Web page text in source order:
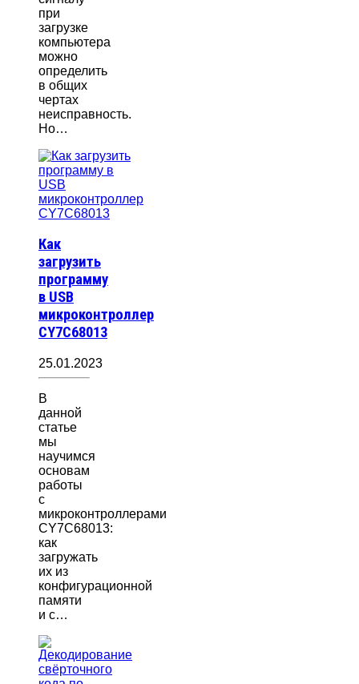
при
загрузке
компьютера
можно
определить
в общих
чертах
неисправность.
Но…
Как
загрузить
программу
в USB
микроконтроллер
CY7C68013
25.01.2023
В
данной
статье
мы
научимся
основам
работы
с
микроконтроллерами
CY7C68013:
как
загружать
их из
конфигурационной
памяти
и с…